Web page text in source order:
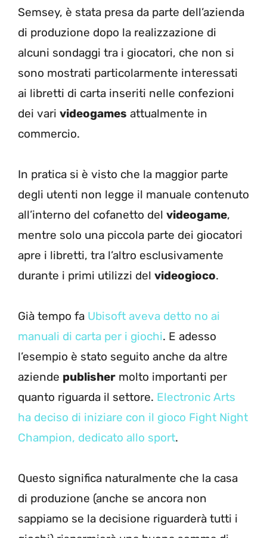
Semsey, è stata presa da parte dell’azienda
di produzione dopo la realizzazione di
alcuni sondaggi tra i giocatori, che non si
sono mostrati particolarmente interessati
ai libretti di carta inseriti nelle confezioni
dei vari videogames attualmente in
commercio.
In pratica si è visto che la maggior parte
degli utenti non legge il manuale contenuto
all’interno del cofanetto del videogame,
mentre solo una piccola parte dei giocatori
apre i libretti, tra l’altro esclusivamente
durante i primi utilizzi del videogioco.
Già tempo fa Ubisoft aveva detto no ai
manuali di carta per i giochi. E adesso
l’esempio è stato seguito anche da altre
aziende publisher molto importanti per
quanto riguarda il settore. Electronic Arts
ha deciso di iniziare con il gioco Fight Night
Champion, dedicato allo sport.
Questo significa naturalmente che la casa
di produzione (anche se ancora non
sappiamo se la decisione riguarderà tutti i